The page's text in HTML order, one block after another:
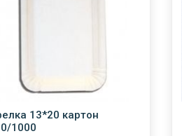
13*20 картон
1000